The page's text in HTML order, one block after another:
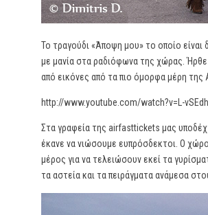
Το τραγούδι «Άποψη μου» το οποίο είναι
με μανία στα ραδιόφωνα της χώρας.
από εικόνες από τα πιο όμορφα μέρη της
http://www.youtube.com/watch?v=L-
Στα γραφεία της airfasttickets μας
έκανε να νιώσουμε ευπρόσδεκτοι. Ο
μέρος για να τελειώσουν εκεί τα
τα αστεία και τα πειράγματα ανάμεσα